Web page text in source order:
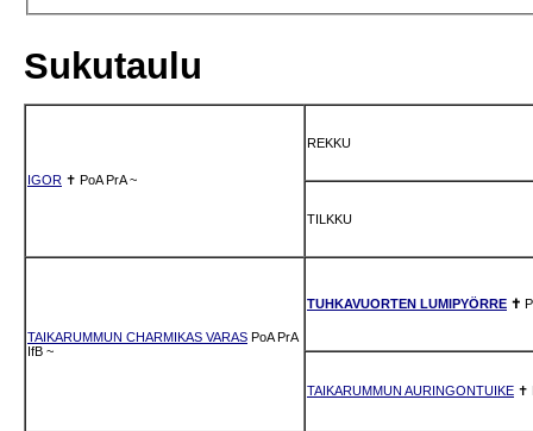
Sukutaulu
IGOR ✝ PoA PrA ~
REKKU
TILKKU
TAIKARUMMUN CHARMIKAS VARAS PoA PrA
IfB ~
TUHKAVUORTEN LUMIPYÖRRE ✝
TAIKARUMMUN AURINGONTUIKE ✝